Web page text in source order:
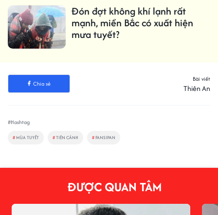
Đón đợt không khí lạnh rất
mạnh, miền Bắc có xuất hiện
mưa tuyết?
Chia sẻ
Bài viết
Thiên An
#Hashtag
# MÙA TUYẾT #TIÊN CẢNH # FANSIPAN
ĐƯỢC QUAN TÂM